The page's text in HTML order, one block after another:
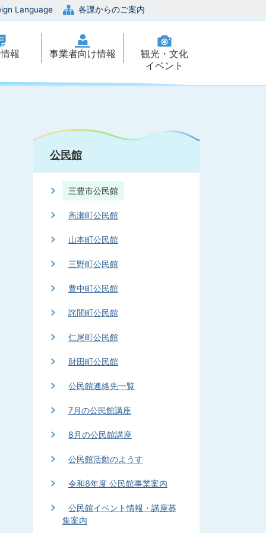
Language 各課からのご案内
報 事業者向け情報
観光・文化
イベント
公民館
三豊市公民館
高瀬町公民館
山本町公民館
三野町公民館
豊中町公民館
詫間町公民館
仁尾町公民館
財田町公民館
公民館連絡先一覧
7月の公民館講座
8月の公民館講座
公民館活動のようす
令和8年度 公民館事業案内
公民館イベント情報・講座募
集案内